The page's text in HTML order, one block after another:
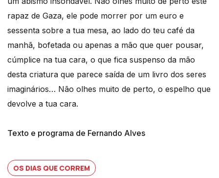
rapaz de Gaza, ele pode morrer por um euro e
sessenta sobre a tua mesa, ao lado do teu café da
manhã, bofetada ou apenas a mão que quer pousar,
cúmplice na tua cara, o que fica suspenso da mão
desta criatura que parece saída de um livro dos seres
imaginários… Não olhes muito de perto, o espelho que
devolve a tua cara.
Texto e programa de Fernando Alves
OS DIAS QUE CORREM